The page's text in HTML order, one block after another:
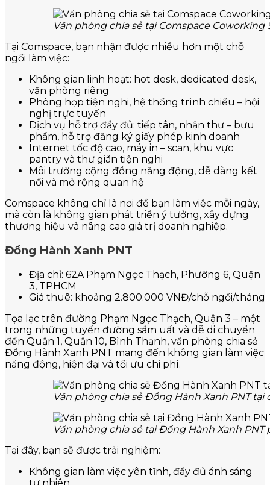
Văn phòng chia sẻ tại Comspace
Tại Comspace, bạn nhận được nhiều hơn một chỗ
ngồi làm việc:
Không gian linh hoạt: hot desk, dedicated desk,
văn phòng riêng
Phòng họp tiện nghi, hệ thống trình chiếu – hội
nghị trực tuyến
Dịch vụ hỗ trợ đầy đủ: tiếp tân, nhận thư – bưu
phẩm, hỗ trợ đăng ký giấy phép kinh doanh
Internet tốc độ cao, máy in – scan, khu vực
pantry và thư giãn tiện nghi
Môi trường cộng đồng năng động, dễ dàng kết
nối và mở rộng quan hệ
Comspace không chỉ là nơi để bạn làm việc mỗi ngày,
mà còn là không gian phát triển ý tưởng, xây dựng
thương hiệu và nâng cao giá trị doanh nghiệp.
Đồng Hành Xanh PNT
Địa chỉ: 62A Phạm Ngọc Thạch, Phường 6, Quận
3, TPHCM
Giá thuê: khoảng 2.800.000 VNĐ/chỗ ngồi/tháng
Tọa lạc trên đường Phạm Ngọc Thạch, Quận 3 – một
trong những tuyến đường sầm uất và dễ di chuyển
đến Quận 1, Quận 10, Bình Thạnh, văn phòng chia sẻ
Đồng Hành Xanh PNT mang đến không gian làm việc
năng động, hiện đại và tối ưu chi phí.
Văn phòng chia sẻ Đồng Hành Xanh PNT
Văn phòng chia sẻ tại Đồng Hành Xanh
Tại đây, bạn sẽ được trải nghiệm:
Không gian làm việc yên tĩnh, đầy đủ ánh sáng